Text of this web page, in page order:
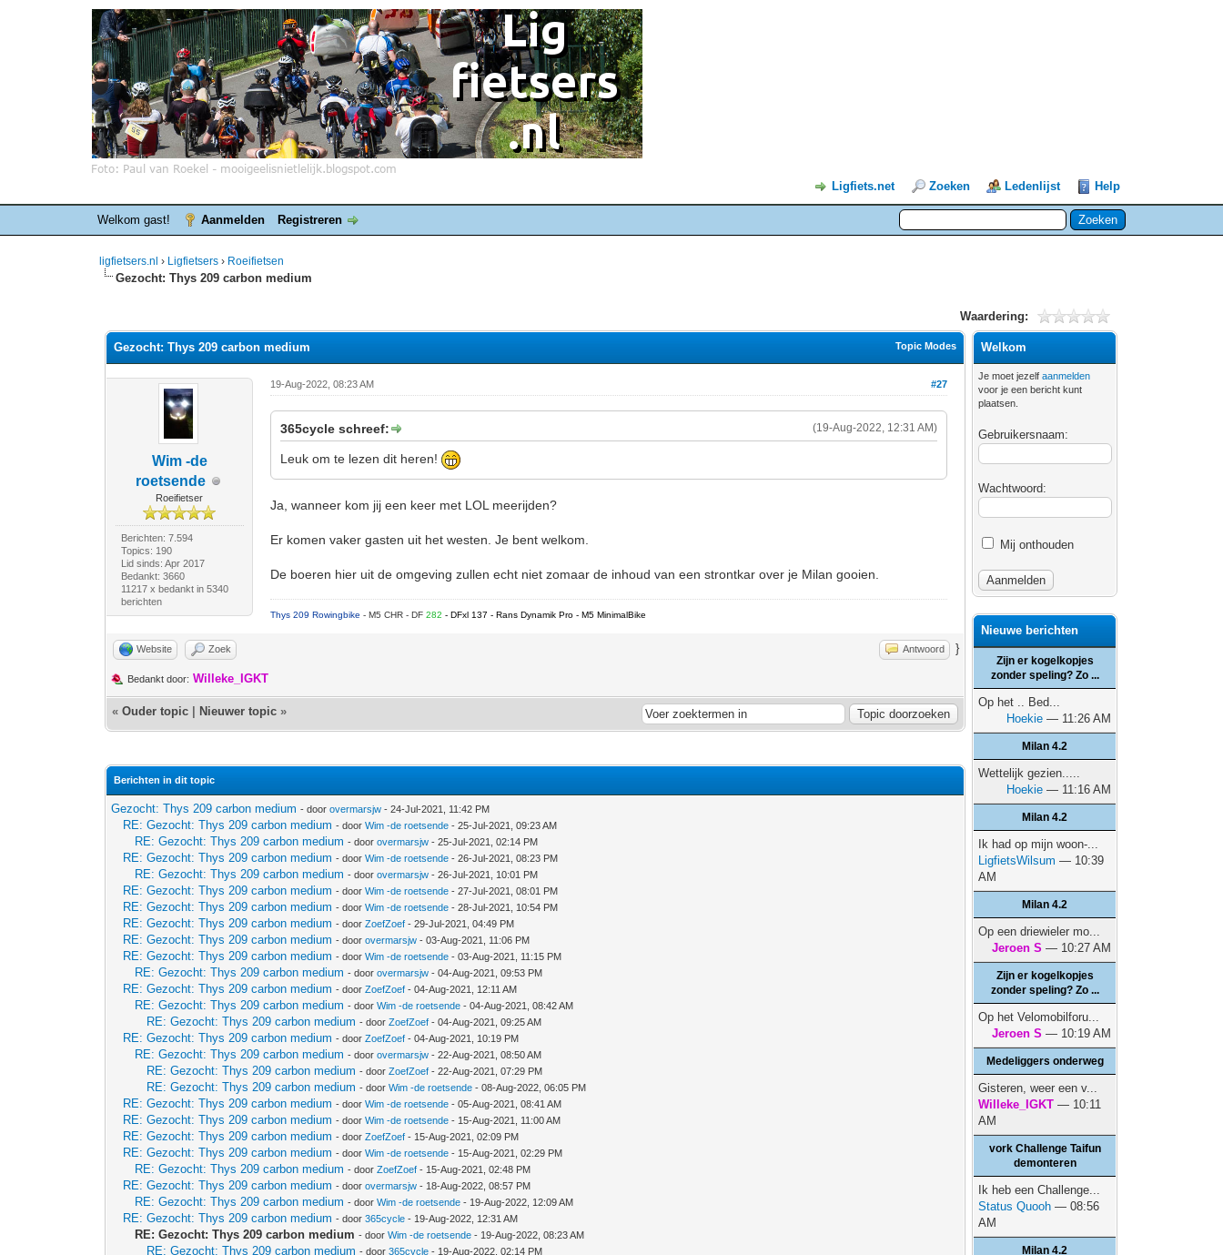
Ligfiets.net Zoeken Ledenlijst Help
Welkom gast! Aanmelden Registreren
ligfietsers.nl › Ligfietsers › Roeifietsen
Gezocht: Thys 209 carbon medium
Waardering:
Topic Modes
Gezocht: Thys 209 carbon medium
Wim -de
roetsende
Roeifietser
Berichten: 7.594
Topics: 190
Lid sinds: Apr 2017
Bedankt: 3660
11217 x bedankt in 5340
berichten
#27
19-Aug-2022, 08:23 AM
(19-Aug-2022, 12:31 AM)
365cycle schreef:
Leuk om te lezen dit heren!
Ja, wanneer kom jij een keer met LOL meerijden?
Er komen vaker gasten uit het westen. Je bent welkom.
De boeren hier uit de omgeving zullen echt niet zomaar de inhoud van een strontkar over je Milan gooien.
Thys 209 Rowingbike- M5 CHR - DF282- DFxl 137 - Rans Dynamik Pro - M5 MinimalBike
Website Zoek Antwoord }
Bedankt door: Willeke_IGKT
«Ouder topic Nieuwer topic »
Berichten in dit topic
Gezocht: Thys 209 carbon medium - doorovermarsjw - 24-Jul-2021, 11:42 PM
RE: Gezocht: Thys 209 carbon medium - doorWim -de roetsende - 25-Jul-2021, 09:23 AM
RE: Gezocht: Thys 209 carbon medium - doorovermarsjw - 25-Jul-2021, 02:14 PM
RE: Gezocht: Thys 209 carbon medium - doorWim -de roetsende - 26-Jul-2021, 08:23 PM
RE: Gezocht: Thys 209 carbon medium - doorovermarsjw - 26-Jul-2021, 10:01 PM
RE: Gezocht: Thys 209 carbon medium - doorWim -de roetsende - 27-Jul-2021, 08:01 PM
RE: Gezocht: Thys 209 carbon medium - doorWim -de roetsende - 28-Jul-2021, 10:54 PM
RE: Gezocht: Thys 209 carbon medium - doorZoefZoef - 29-Jul-2021, 04:49 PM
RE: Gezocht: Thys 209 carbon medium - doorovermarsjw - 03-Aug-2021, 11:06 PM
RE: Gezocht: Thys 209 carbon medium - doorWim -de roetsende - 03-Aug-2021, 11:15 PM
RE: Gezocht: Thys 209 carbon medium - doorovermarsjw - 04-Aug-2021, 09:53 PM
RE: Gezocht: Thys 209 carbon medium - doorZoefZoef - 04-Aug-2021, 12:11 AM
RE: Gezocht: Thys 209 carbon medium - doorWim -de roetsende - 04-Aug-2021, 08:42 AM
RE: Gezocht: Thys 209 carbon medium - doorZoefZoef - 04-Aug-2021, 09:25 AM
RE: Gezocht: Thys 209 carbon medium - doorZoefZoef - 04-Aug-2021, 10:19 PM
RE: Gezocht: Thys 209 carbon medium - doorovermarsjw - 22-Aug-2021, 08:50 AM
RE: Gezocht: Thys 209 carbon medium - doorZoefZoef - 22-Aug-2021, 07:29 PM
RE: Gezocht: Thys 209 carbon medium - doorWim -de roetsende - 08-Aug-2022, 06:05 PM
RE: Gezocht: Thys 209 carbon medium - doorWim -de roetsende - 05-Aug-2021, 08:41 AM
RE: Gezocht: Thys 209 carbon medium - doorWim -de roetsende - 15-Aug-2021, 11:00 AM
RE: Gezocht: Thys 209 carbon medium - doorZoefZoef - 15-Aug-2021, 02:09 PM
RE: Gezocht: Thys 209 carbon medium - doorWim -de roetsende - 15-Aug-2021, 02:29 PM
RE: Gezocht: Thys 209 carbon medium - doorZoefZoef - 15-Aug-2021, 02:48 PM
RE: Gezocht: Thys 209 carbon medium - doorovermarsjw - 18-Aug-2022, 08:57 PM
RE: Gezocht: Thys 209 carbon medium - doorWim -de roetsende - 19-Aug-2022, 12:09 AM
RE: Gezocht: Thys 209 carbon medium - door365cycle - 19-Aug-2022, 12:31 AM
RE: Gezocht: Thys 209 carbon medium - doorWim -de roetsende - 19-Aug-2022, 08:23 AM
RE: Gezocht: Thys 209 carbon medium - door365cycle - 19-Aug-2022, 02:14 PM
Welkom
Je moet jezelfaanmelden
voor je een bericht kunt
plaatsen.
Gebruikersnaam:
Wachtwoord:
Mij onthouden
Nieuwe berichten
Zijn er kogelkopjes
zonder speling? Zo ...
Op het .. Bed...
Hoekie — 11:26 AM
Milan 4.2
Wettelijk gezien.....
Hoekie — 11:16 AM
Milan 4.2
Ik had op mijn woon-...
LigfietsWilsum — 10:39
AM
Milan 4.2
Op een driewieler mo...
Jeroen S — 10:27 AM
Zijn er kogelkopjes
zonder speling? Zo ...
Op het Velomobilforu...
Jeroen S — 10:19 AM
Medeliggers onderweg
Gisteren, weer een v...
Willeke_IGKT — 10:11
AM
vork Challenge Taifun
demonteren
Ik heb een Challenge...
Status Quooh — 08:56
AM
Milan 4.2